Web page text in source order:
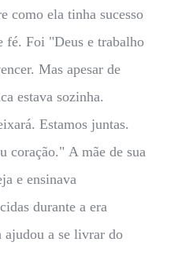
como ela tinha sucesso
fé. Foi "Deus e trabalho
Mas apesar de
estava sozinha.
Estamos juntas.
coração." A mãe de sua
e ensinava
durante a era
ajudou a se livrar do